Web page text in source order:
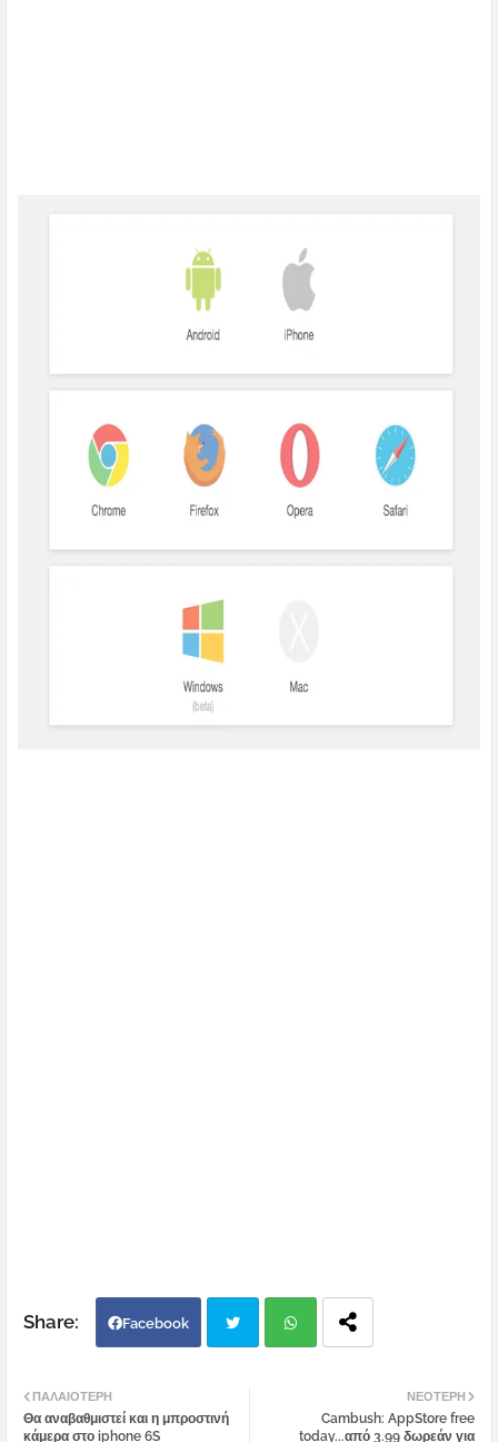
Facebook
tter
ΝΕΌΤΕΡΗ
Cambush: AppStore free
today...από 3.99 δωρεάν για
ΠΑΛΑΙΌΤΕΡΗ
Θα αναβαθμιστεί και η μπροστινή
κάμερα στο iphone 6S